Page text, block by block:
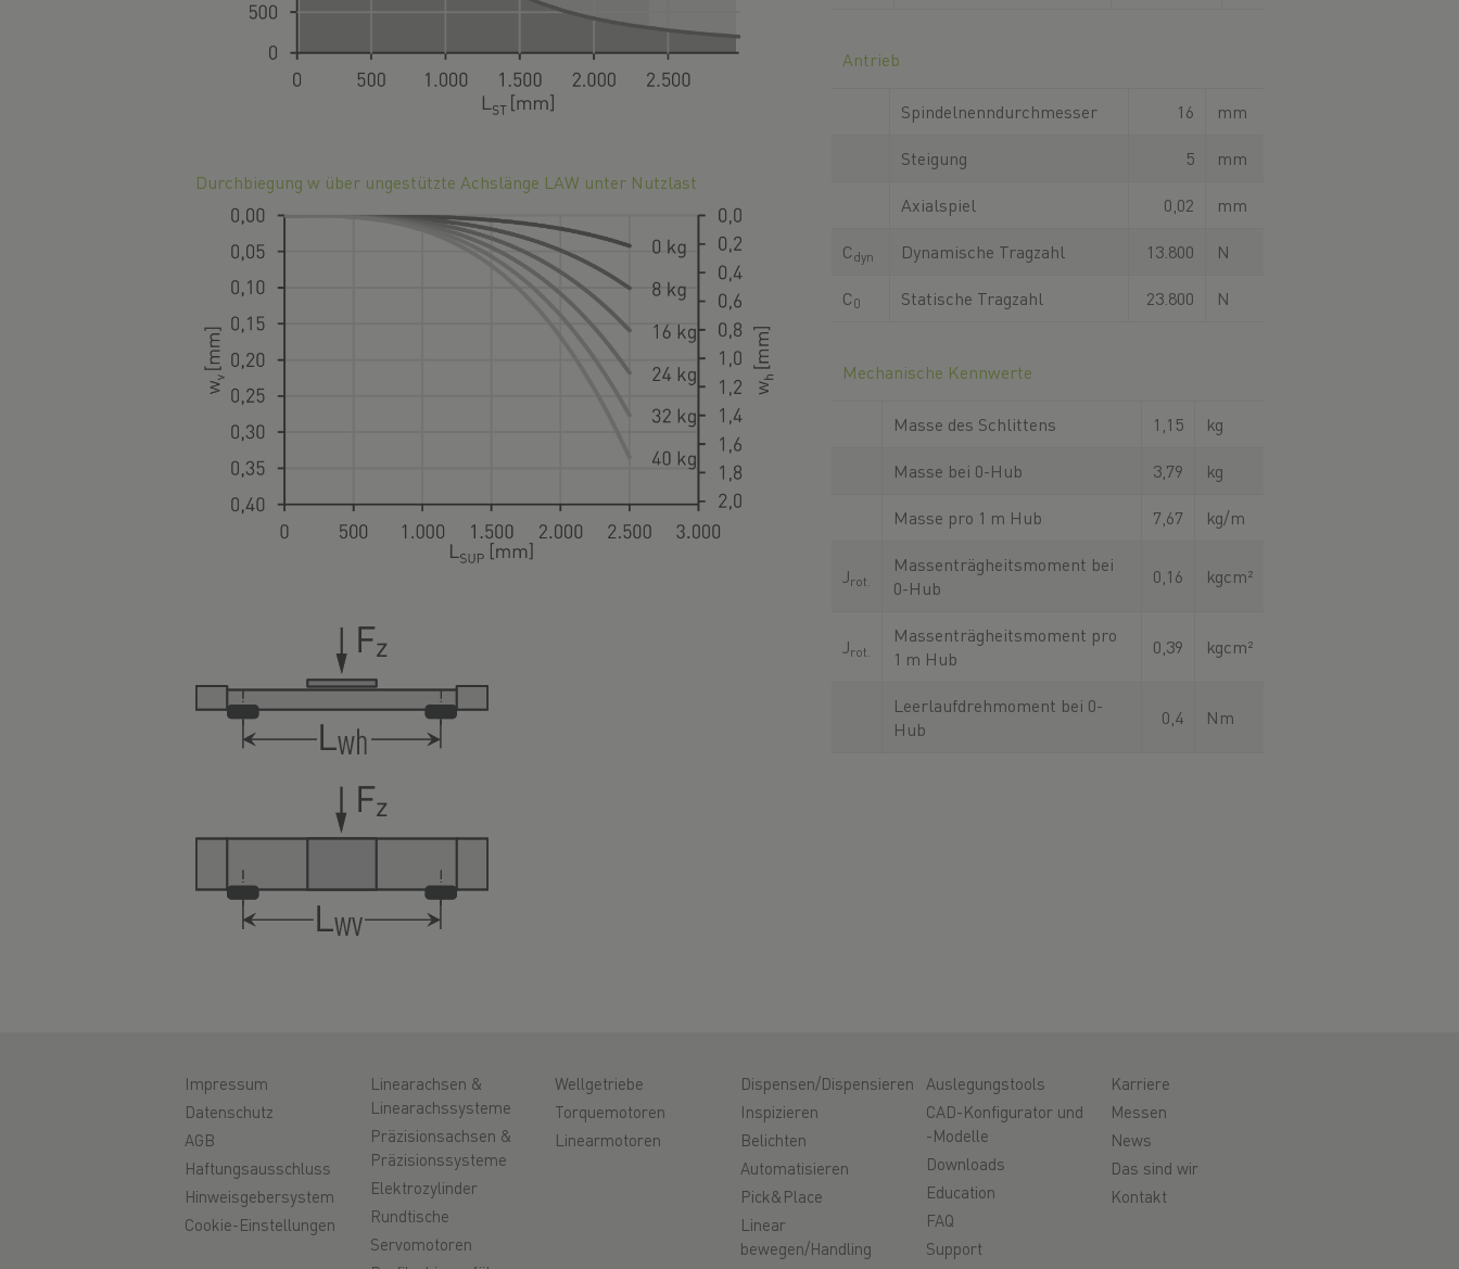
Durchbiegung w über ungestützte Achslänge LAW unter Nutzlast
Antrieb
Spindelnenndurchmesser 16 mm
Steigung 5 mm
Axialspiel 0,02 mm
Cdyn Dynamische Tragzahl 13.800 N
C0 Statische Tragzahl 23.800 N
Mechanische Kennwerte
Masse des Schlittens 1,15 kg
Masse bei 0-Hub 3,79 kg
Masse pro 1 m Hub 7,67 kg/m
Jrot.
Massenträgheitsmoment bei
0-Hub
0,16 kgcm²
Jrot.
Massenträgheitsmoment pro
1 m Hub
0,39 kgcm²
Leerlaufdrehmoment bei 0-
Hub
0,4 Nm
Impressum
Datenschutz
AGB
Haftungsausschluss
Hinweisgebersystem
Cookie-Einstellungen
Linearachsen &
Linearachssysteme
Präzisionsachsen &
Präzisionssysteme
Elektrozylinder
Rundtische
Servomotoren
Wellgetriebe
Torquemotoren
Linearmotoren
Dispensen/Dispensieren
Inspizieren
Belichten
Automatisieren
Pick&Place
Linear
bewegen/Handling
Auslegungstools
CAD-Konfigurator und
-Modelle
Downloads
Education
FAQ
Support
Karriere
Messen
News
Das sind wir
Kontakt